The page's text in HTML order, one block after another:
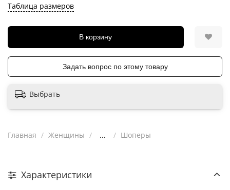
Таблица размеров
В корзину
Задать вопрос по этому товару
Выбрать
Главная Женщины ... Шоперы
Характеристики